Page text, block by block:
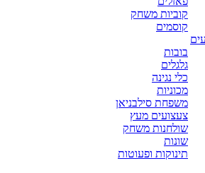
קוביות משחק
קוסמים
בובות
גלגלים
כלי נגינה
מכוניות
משפחת סילבניאן
צעצועים מעץ
שולחנות משחק
שונות
תינוקות ופעוטות